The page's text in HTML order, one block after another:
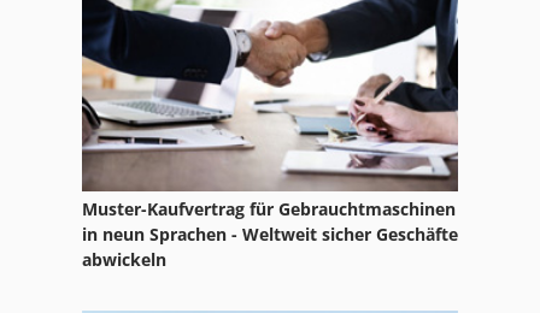
Hei Leim Kaschiermaschine Handanlage
Hsc 20 Linear
International 1700
International 2674
International 560
Muster-Kaufvertrag für Gebrauchtmaschinen
in neun Sprachen - Weltweit sicher Geschäfte
abwickeln